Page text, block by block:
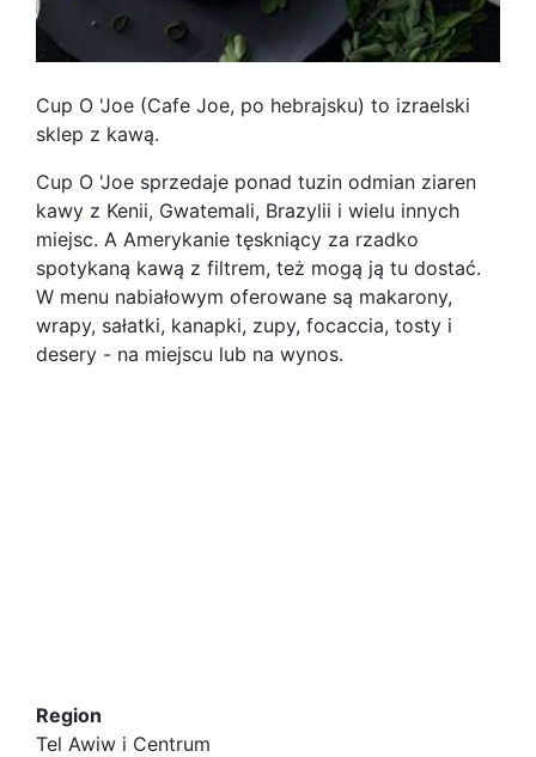
Cup O 'Joe (Cafe Joe, po hebrajsku) to izraelski
sklep z kawą.
Cup O 'Joe sprzedaje ponad tuzin odmian ziaren
kawy z Kenii, Gwatemali, Brazylii i wielu innych
miejsc. A Amerykanie tęskniący za rzadko
spotykaną kawą z filtrem, też mogą ją tu dostać.
W menu nabiałowym oferowane są makarony,
wrapy, sałatki, kanapki, zupy, focaccia, tosty i
desery - na miejscu lub na wynos.
Region
Tel Awiw i Centrum